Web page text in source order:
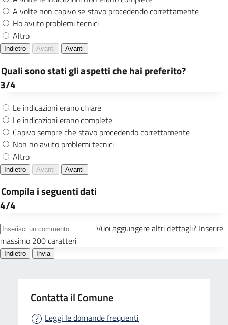
Contatta il Comune
Leggi le domande frequenti